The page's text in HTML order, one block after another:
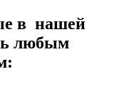
в нашей
любым